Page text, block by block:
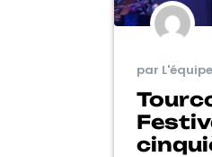
par L'équipe